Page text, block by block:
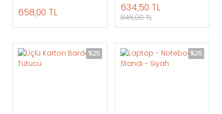
658,00 TL 634,50 TL
846,00 TL
%25 %25